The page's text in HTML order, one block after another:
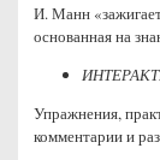
И. Манн
основанная на
Упражнения,
комментарии и